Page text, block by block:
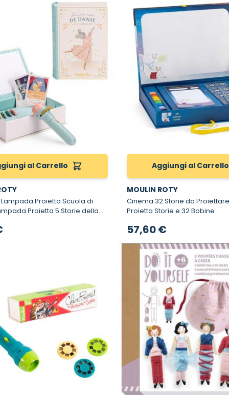
al Carrello
Proietta Scuola di
Aggiungi al Carrello
MOULIN ROTY
Cinema 32 Storie da Proiettare - Torcia
Proietta Storie e 32 Bobine
57,60 €